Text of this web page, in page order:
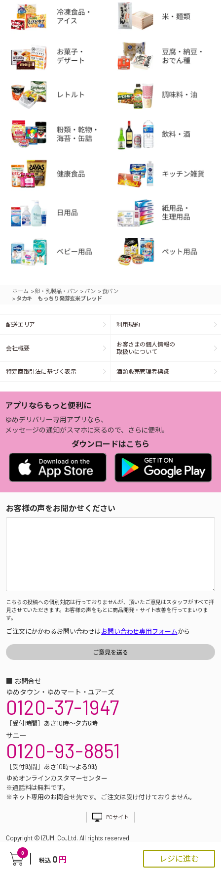
0
税込 0 円 レジに進む
ホーム >卵・乳製品・パン > パン > 食パン
> タカキ もっちり発芽玄米ブレッド
配送エリア 利用規約
会社概要
お客さまの個人情報の
取扱いについて
特定商取引法に基づく表示 酒類販売管理者標識
アプリならもっと便利に
ゆめデリバリー専用アプリなら、
メッセージの通知がスマホに来るので、さらに便利。
ダウンロードはこちら
お客様の声をお聞かせください
こちらの投稿への個別対応は行っておりませんが、頂いたご意見はスタッフがすべて拝
見させていただきます。お客様の声をもとに商品開発・サイト改善を行ってまいりま
す。
ご注文にかかわるお問い合わせはお問い合わせ専用フォームから
■ お問合せ
ゆめタウン・ゆめマート・ユアーズ
0120-37-1947
［受付時間］あさ10時～夕方6時
サニー
0120-93-8851
［受付時間］あさ10時～よる9時
ゆめオンラインカスタマーセンター
※通話料は無料です。
※ネット専用のお問合せ先です。ご注文は受け付けておりません。
PCサイト
Copyright © IZUMI Co.,Ltd. All rights reserved.